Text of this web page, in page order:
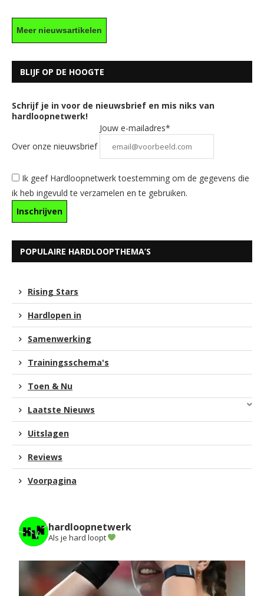
Meer nieuwsartikelen
BLIJF OP DE HOOGTE
Schrijf je in voor de nieuwsbrief en mis niks van
hardloopnetwerk!
Over onze nieuwsbrief
Jouw e-mailadres*
Ik geef Hardloopnetwerk toestemming om de gegevens die
ik heb ingevuld te verzamelen en te gebruiken.
POPULAIRE HARDLOOPTHEMA’S
Rising Stars
Hardlopen in
Samenwerking
Trainingsschema's
Toen & Nu
Laatste Nieuws
Uitslagen
Reviews
Voorpagina
hardloopnetwerk
Als je hard loopt